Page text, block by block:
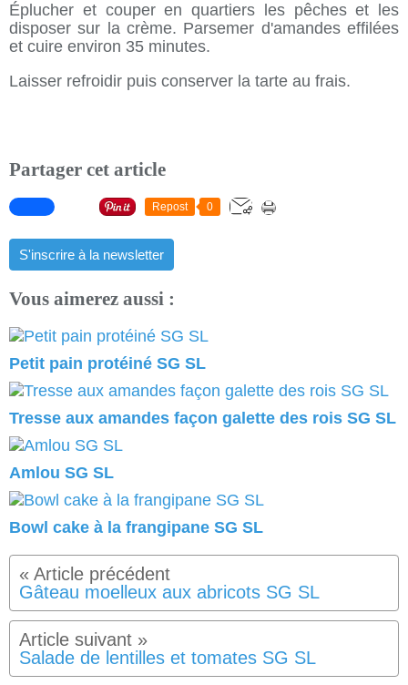
Éplucher et couper en quartiers les pêches et les
disposer sur la crème. Parsemer d'amandes effilées
et cuire environ 35 minutes.
Laisser refroidir puis conserver la tarte au frais.
Partager cet article
Repost 0
S'inscrire à la newsletter
Vous aimerez aussi :
Petit pain protéiné SG SL
Tresse aux amandes façon galette des rois SG SL
Amlou SG SL
Bowl cake à la frangipane SG SL
Gâteau moelleux aux abricots SG SL
Salade de lentilles et tomates SG SL